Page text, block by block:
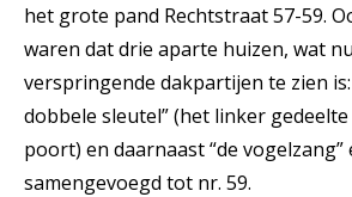
het grote pand Rechtstraat 57-59.
waren dat drie aparte huizen, wat
verspringende dakpartijen te zien is:
dobbele sleutel” (het linker
poort) en daarnaast “de vogelzang”
samengevoegd tot nr. 59.